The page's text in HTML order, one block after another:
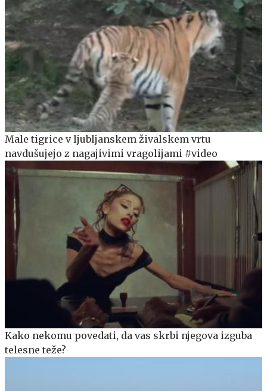
Male tigrice v ljubljanskem živalskem vrtu
navdušujejo z nagajivimi vragolijami #video
Kako nekomu povedati, da vas skrbi njegova izguba
telesne teže?